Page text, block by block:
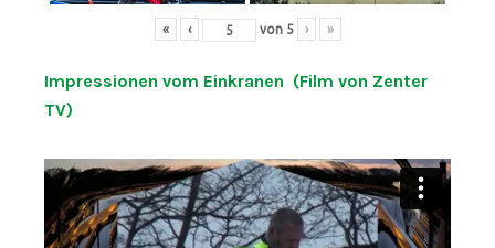
« ‹ von 5 › »
Impressionen vom Einkranen (Film von Zenter
TV)